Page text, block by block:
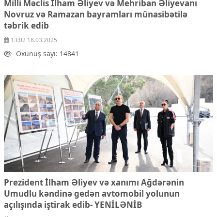
Çarpaz baxış
Təhlil
Geosiyasi
İqtisadi
Araşdırma
Multimedia
Foto
Video
İnfoqrafika
Podcast
Humanitar
Elm və təhsil
Mədəniyyət
Diaspor
Yüksəliş hekayəsi
Milli Məclis İlham Əliyev və Mehriban Əliyevanı
Novruz və Ramazan bayramları münasibətilə
təbrik edib
13:02 18.03.2025
Oxunuş sayı: 14841
Prezident İlham Əliyev və xanımı Ağdərənin
Umudlu kəndinə gedən avtomobil yolunun
açılışında iştirak edib-YENİLƏNİB